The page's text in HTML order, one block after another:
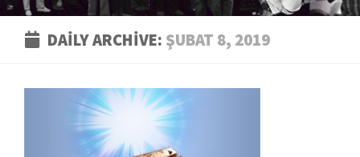
DAILY ARCHIVE: ŞUBAT 8, 2019